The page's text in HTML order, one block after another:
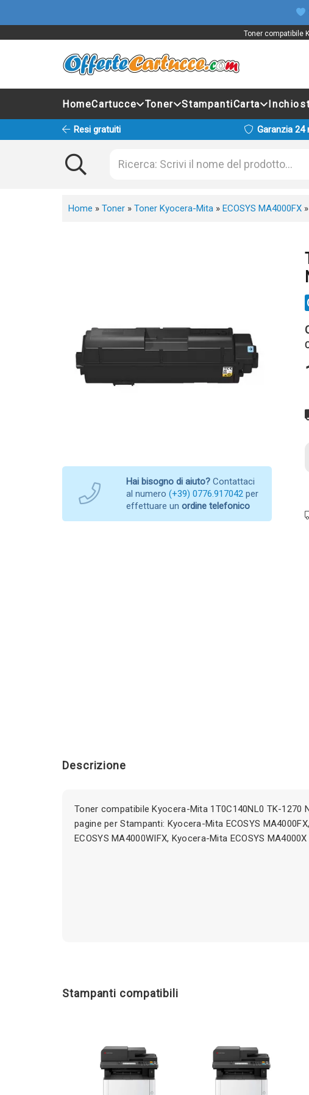
Toner compatibile
HomeCartucce Toner StampantiCarta
Resi gratuiti Garanzia 24
Home » Toner » Toner Kyocera-Mita » ECOSYS MA4000FX »
Hai bisogno di aiuto? Contattaci
al numero (+39) 0776.917042 per
effettuare un ordine telefonico
Descrizione
Toner compatibile Kyocera-Mita 1T0C140NL0 TK-1270
pagine per Stampanti: Kyocera-Mita ECOSYS
ECOSYS MA4000WIFX, Kyocera-Mita ECOSYS MA4000X
Stampanti compatibili